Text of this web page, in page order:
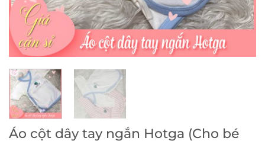
Áo cột dây tay ngắn Hotga (Cho bé